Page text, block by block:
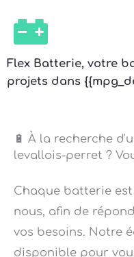
Flex Batterie, votre
projets dans
levallois-perret ?
nous, afin de
vos besoins. Notre
disponible pour
adaptée. 💡